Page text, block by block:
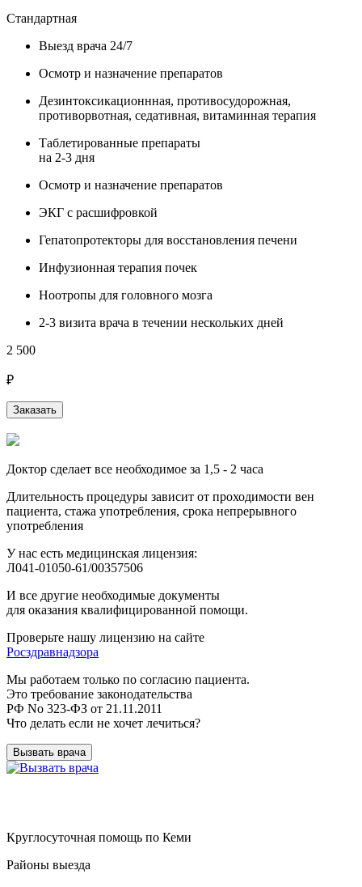
Стандартная
Выезд врача 24/7
Осмотр и назначение препаратов
Дезинтоксикационнная, противосудорожная,
противорвотная, седативная, витаминная терапия
Таблетированные препараты
на 2-3 дня
Осмотр и назначение препаратов
ЭКГ с расшифровкой
Гепатопротекторы для восстановления печени
Инфузионная терапия почек
Ноотропы для головного мозга
2-3 визита врача в течении нескольких дней
2 500
₽
Заказать
Доктор сделает все необходимое за 1,5 - 2 часа
Длительность процедуры зависит от проходимости вен
пациента, стажа употребления, срока непрерывного
употребления
У нас есть медицинская лицензия:
Л041-01050-61/00357506
И все другие необходимые документы
для оказания квалифицированной помощи.
Проверьте нашу лицензию на сайте
Росздравнадзора
Мы работаем только по согласию пациента.
Это требование законодательства
РФ No 323-ФЗ от 21.11.2011
Что делать если не хочет лечиться?
Вызвать врача
Круглосуточная помощь по Кеми
Районы выезда